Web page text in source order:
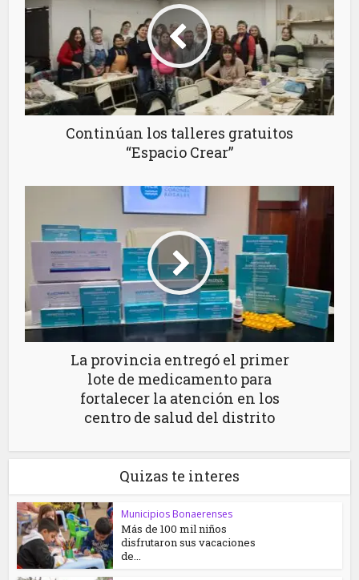
Continúan los talleres gratuitos
“Espacio Crear”
La provincia entregó el primer
lote de medicamento para
fortalecer la atención en los
centro de salud del distrito
Quizas te interes
Municipios Bonaerenses
Más de 100 mil niños
disfrutaron sus vacaciones
de...